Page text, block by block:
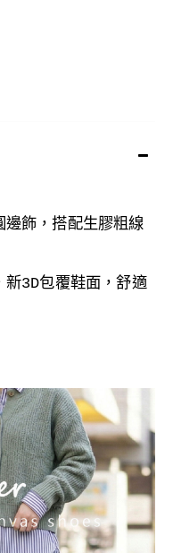
邊飾，搭配生膠粗線
新3D包覆鞋面，舒適